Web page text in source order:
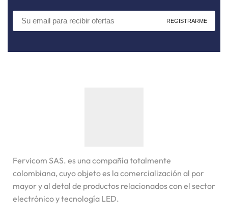
Fervicom SAS. es una compañía totalmente
colombiana, cuyo objeto es la comercialización al por
mayor y al detal de productos relacionados con el sector
electrónico y tecnología LED.